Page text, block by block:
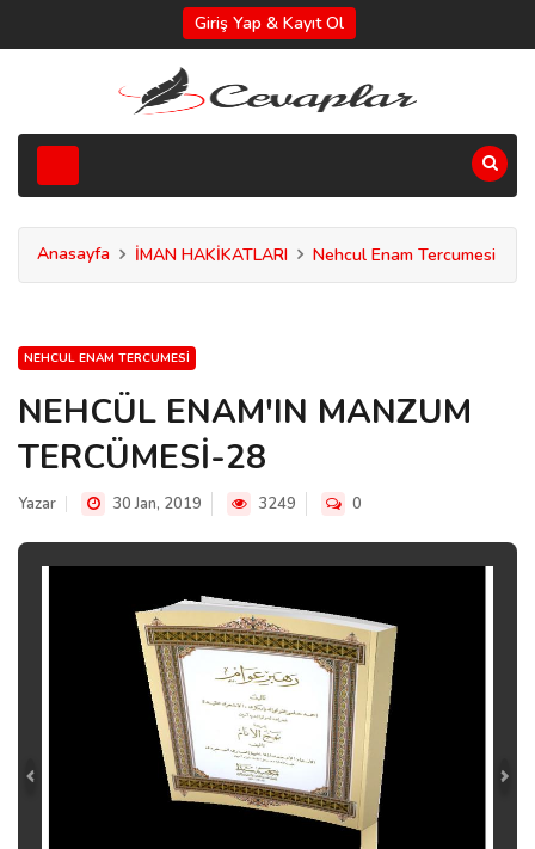
Giriş Yap & Kayıt Ol
Anasayfa İMAN HAKİKATLARI Nehcul Enam Tercumesi
NEHCUL ENAM TERCUMESI
NEHCÜL ENAM'IN MANZUM
TERCÜMESİ-28
Yazar 30 Jan, 2019 3249 0